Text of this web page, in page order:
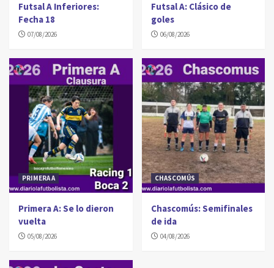
Futsal A Inferiores:
Fecha 18
07/08/2026
Futsal A: Clásico de
goles
06/08/2026
PRIMERA A
Primera A: Se lo dieron
vuelta
05/08/2026
CHASCOMÚS
Chascomús: Semifinales
de ida
04/08/2026